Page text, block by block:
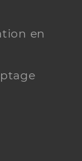
en